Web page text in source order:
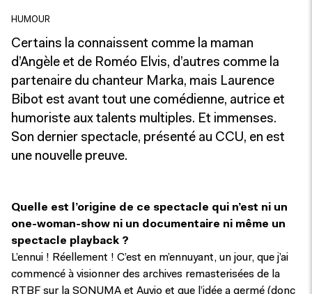
HUMOUR
Certains la connaissent comme la maman
d’Angèle et de Roméo Elvis, d’autres comme la
partenaire du chanteur Marka, mais Laurence
Bibot est avant tout une comédienne, autrice et
humoriste aux talents multiples. Et immenses.
Son dernier spectacle, présenté au CCU, en est
une nouvelle preuve.
Quelle est l’origine de ce spectacle qui n’est ni un
one-woman-show ni un documentaire ni même un
spectacle playback ?
L’ennui ! Réellement ! C’est en m’ennuyant, un jour, que j’ai
commencé à visionner des archives remasterisées de la
RTBF sur la SONUMA et Auvio et que l’idée a germé (donc